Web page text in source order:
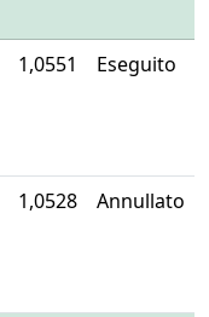
1,0551 Eseguito
1,0528 Annullato